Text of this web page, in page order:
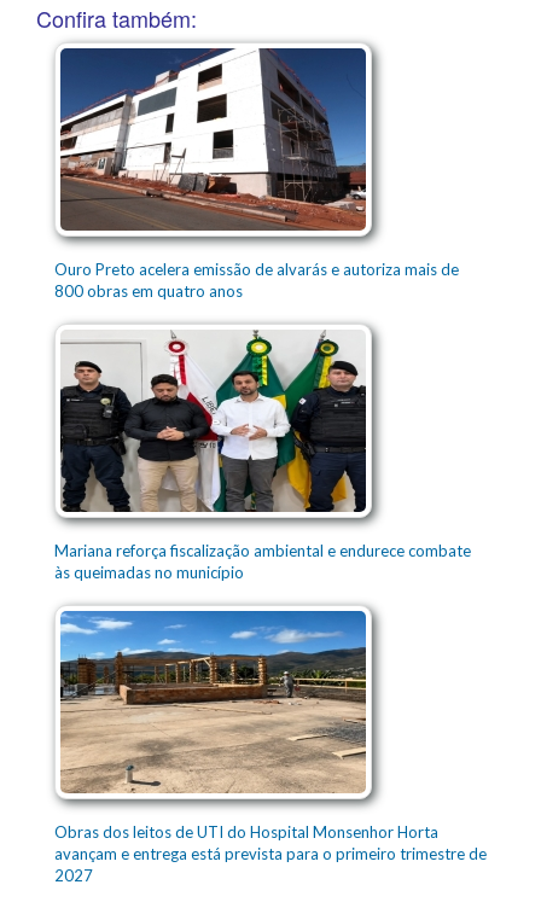
Confira também:
Ouro Preto acelera emissão de alvarás e autoriza mais de
800 obras em quatro anos
Mariana reforça fiscalização ambiental e endurece combate
às queimadas no município
Obras dos leitos de UTI do Hospital Monsenhor Horta
avançam e entrega está prevista para o primeiro trimestre de
2027